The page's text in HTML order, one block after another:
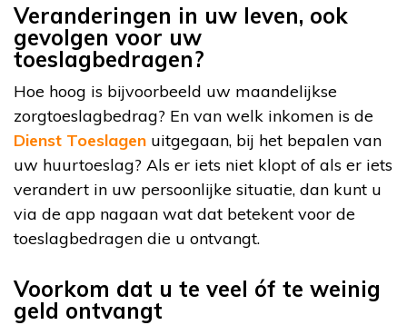
Veranderingen in uw leven, ook
gevolgen voor uw
toeslagbedragen?
Hoe hoog is bijvoorbeeld uw maandelijkse
zorgtoeslagbedrag? En van welk inkomen is de
Dienst Toeslagen uitgegaan, bij het bepalen van
uw huurtoeslag? Als er iets niet klopt of als er iets
verandert in uw persoonlijke situatie, dan kunt u
via de app nagaan wat dat betekent voor de
toeslagbedragen die u ontvangt.
Voorkom dat u te veel óf te weinig
geld ontvangt